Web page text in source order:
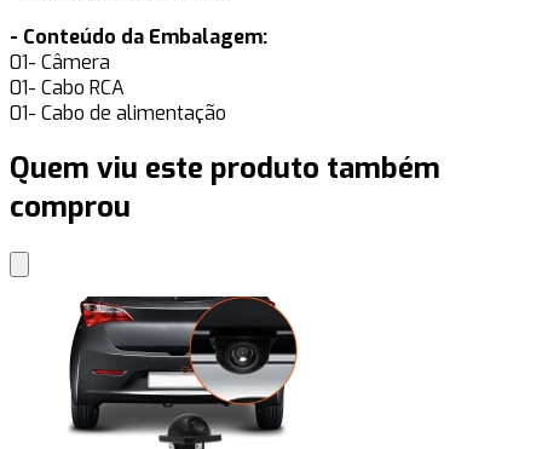
- Conteúdo da Embalagem:
01- Câmera
01- Cabo RCA
01- Cabo de alimentação
Quem viu este produto também
comprou